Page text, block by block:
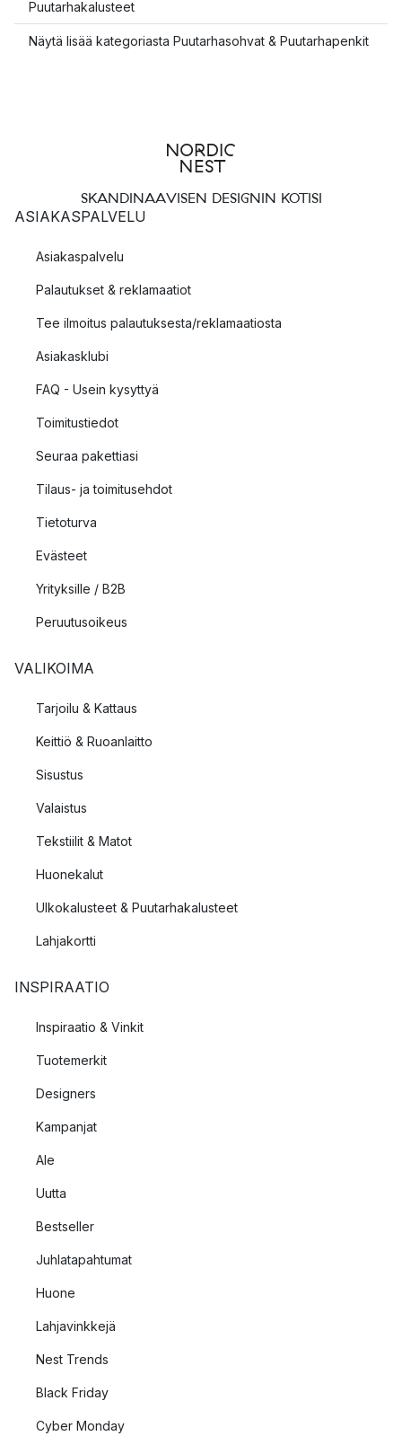
Puutarhakalusteet
Näytä lisää kategoriasta Puutarhasohvat & Puutarhapenkit
SKANDINAAVISEN DESIGNIN KOTISI
ASIAKASPALVELU
Asiakaspalvelu
Palautukset & reklamaatiot
Tee ilmoitus palautuksesta/reklamaatiosta
Asiakasklubi
FAQ - Usein kysyttyä
Toimitustiedot
Seuraa pakettiasi
Tilaus- ja toimitusehdot
Tietoturva
Evästeet
Yrityksille / B2B
Peruutusoikeus
VALIKOIMA
Tarjoilu & Kattaus
Keittiö & Ruoanlaitto
Sisustus
Valaistus
Tekstiilit & Matot
Huonekalut
Ulkokalusteet & Puutarhakalusteet
Lahjakortti
INSPIRAATIO
Inspiraatio & Vinkit
Tuotemerkit
Designers
Kampanjat
Ale
Uutta
Bestseller
Juhlatapahtumat
Huone
Lahjavinkkejä
Nest Trends
Black Friday
Cyber Monday